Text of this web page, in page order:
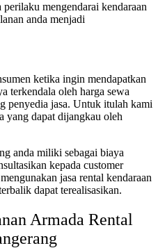
perilaku mengendarai kendaraan
anda menjadi
ketika ingin mendapatkan
terkendala oleh harga sewa
penyedia jasa. Untuk itulah kami
yang dapat dijangkau oleh
anda miliki sebagai biaya
kepada customer
jasa rental kendaraan
dapat terealisasikan.
Armada Rental